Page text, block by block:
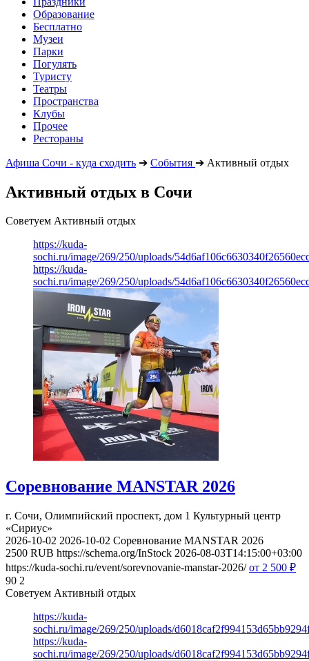
Образование
Бесплатно
Музеи
Парки
Погулять
Туристу
Театры
Пространства
Клубы
Прочее
Рестораны
Афиша Сочи - куда сходить ➔ События ➔ Активный отдых
Активный отдых в Сочи
Советуем Активный отдых
https://kuda-
sochi.ru/image/269/250/uploads/
https://kuda-
sochi.ru/image/269/250/uploads/
Соревнование MANSTAR 2026
г. Сочи, Олимпийский проспект, дом 1 Культурный центр
«Сириус»
2026-10-02 2026-10-02 Соревнование MANSTAR 2026
2500 RUB https://schema.org/InStock 2026-08-03T14:15:00+03:00
https://kuda-sochi.ru/event/sorevnovanie-manstar-2026/ от 2 500 ₽
90 2
Советуем Активный отдых
https://kuda-
sochi.ru/image/269/250/uploads/
https://kuda-
sochi.ru/image/269/250/uploads/